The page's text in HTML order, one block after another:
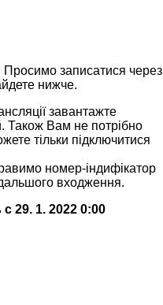
Просимо записатися через
нижче.
завантажте
Також Вам не потрібно
тільки підключитися
номер-індифікатор
входження.
29. 1. 2022 0:00